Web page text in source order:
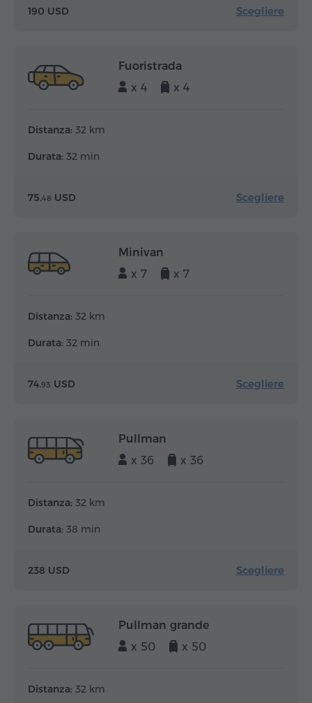
190 USD Scegliere
Fuoristrada
x 4
x 4
Distanza: 32 km
Durata: 32 min
75.48 USD Scegliere
Minivan
x 7
x 7
Distanza: 32 km
Durata: 32 min
74.93 USD Scegliere
Pullman
x 36
x 36
Distanza: 32 km
Durata: 38 min
238 USD Scegliere
Pullman grande
x 50
x 50
Distanza: 32 km